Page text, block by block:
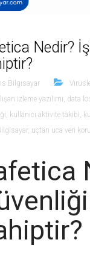
Nedir?
Bilgisayar
izleme yazılımı data
kullanıcı aktivite takibi
, uçtan uca veri